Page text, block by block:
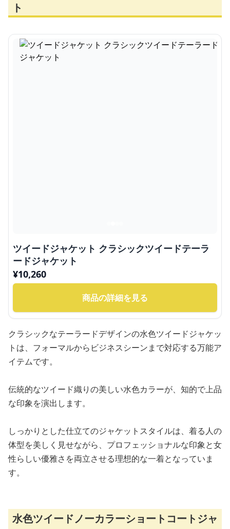
ト
ツイードジャケット クラシックツイードテーラ
ードジャケット
¥10,260
商品の詳細を見る
クラシックなテーラードデザインの水色ツイードジャケッ
トは、フォーマルからビジネスシーンまで対応する万能ア
イテムです。
伝統的なツイード織りの美しい水色カラーが、知的で上品
な印象を演出します。
しっかりとした仕立てのジャケットスタイルは、着る人の
体型を美しく見せながら、プロフェッショナルな印象と女
性らしい優雅さを両立させる理想的な一着となっていま
す。
水色ツイードノーカラーショートコートジャ